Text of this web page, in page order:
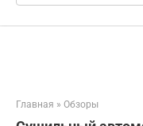
Главная » Обзоры